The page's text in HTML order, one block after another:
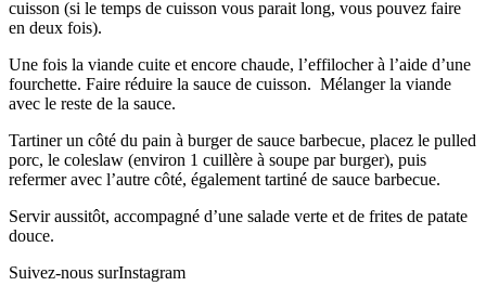
cuisson (si le temps de cuisson vous parait long, vous pouvez faire
en deux fois).
Une fois la viande cuite et encore chaude, l’effilocher à l’aide d’une
fourchette. Faire réduire la sauce de cuisson. Mélanger la viande
avec le reste de la sauce.
Tartiner un côté du pain à burger de sauce barbecue, placez le pulled
porc, le coleslaw (environ 1 cuillère à soupe par burger), puis
refermer avec l’autre côté, également tartiné de sauce barbecue.
Servir aussitôt, accompagné d’une salade verte et de frites de patate
douce.
Suivez-nous surInstagram